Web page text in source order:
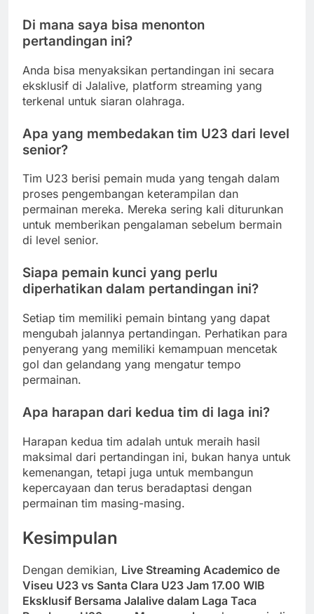
Di mana saya bisa menonton
pertandingan ini?
Anda bisa menyaksikan pertandingan ini secara
eksklusif di Jalalive, platform streaming yang
terkenal untuk siaran olahraga.
Apa yang membedakan tim U23 dari level
senior?
Tim U23 berisi pemain muda yang tengah dalam
proses pengembangan keterampilan dan
permainan mereka. Mereka sering kali diturunkan
untuk memberikan pengalaman sebelum bermain
di level senior.
Siapa pemain kunci yang perlu
diperhatikan dalam pertandingan ini?
Setiap tim memiliki pemain bintang yang dapat
mengubah jalannya pertandingan. Perhatikan para
penyerang yang memiliki kemampuan mencetak
gol dan gelandang yang mengatur tempo
permainan.
Apa harapan dari kedua tim di laga ini?
Harapan kedua tim adalah untuk meraih hasil
maksimal dari pertandingan ini, bukan hanya untuk
kemenangan, tetapi juga untuk membangun
kepercayaan dan terus beradaptasi dengan
permainan tim masing-masing.
Kesimpulan
Dengan demikian, Live Streaming Academico de
Viseu U23 vs Santa Clara U23 Jam 17.00 WIB
Eksklusif Bersama Jalalive dalam Laga Taca